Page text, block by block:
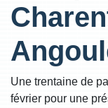
Une trentaine de
février pour une